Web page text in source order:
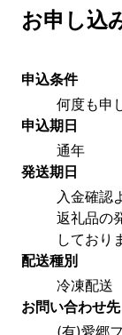
お申し込
申込条件
何度も申
申込期日
通年
発送期日
入金確認
返礼品の
しており
配送種別
冷凍配送
お問い合わせ先
(有)愛郷